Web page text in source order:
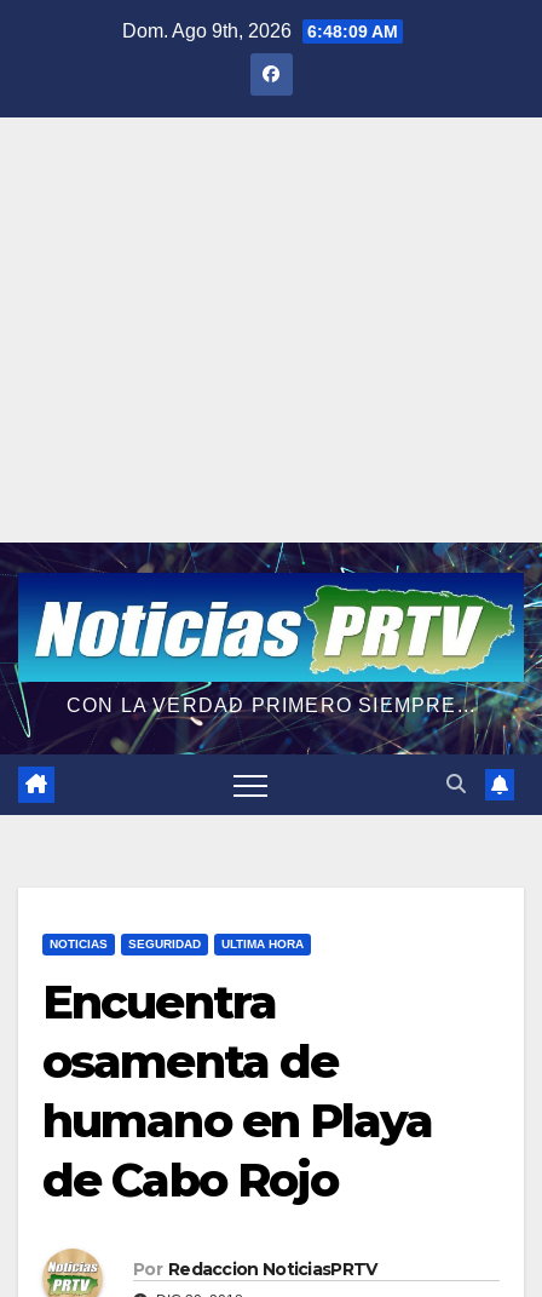
Dom. Ago 9th, 2026 6:48:10 AM
CON LA VERDAD PRIMERO SIEMPRE...
NOTICIAS SEGURIDAD ULTIMA HORA
Encuentra
osamenta de
humano en Playa
de Cabo Rojo
Por Redaccion NoticiasPRTV